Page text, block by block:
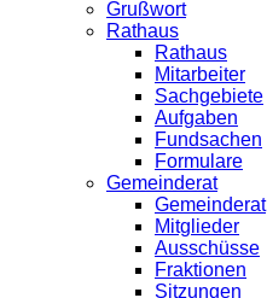
Grußwort
Rathaus
Rathaus
Mitarbeiter
Sachgebiete
Aufgaben
Fundsachen
Formulare
Gemeinderat
Gemeinderat
Mitglieder
Ausschüsse
Fraktionen
Sitzungen